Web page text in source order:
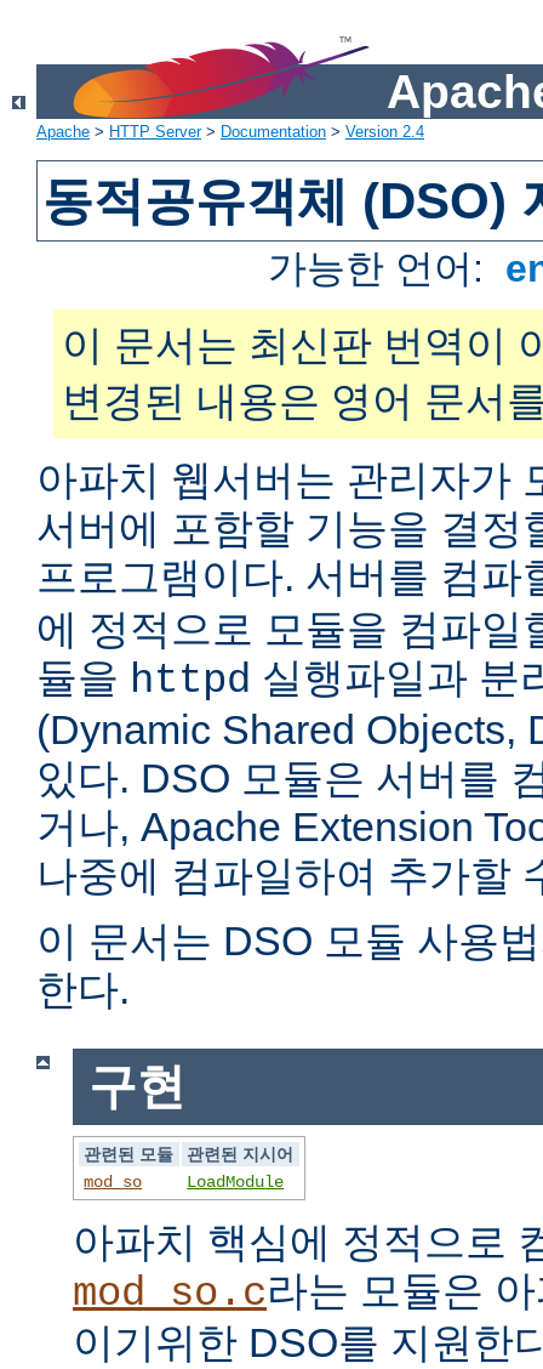
Apache > HTTP Server> Documentation > Version 2.4
동적공유객체 (DSO)
가능한 언어:
이 문서는 최신판 번역이
변경된 내용은 영어 문서
아파치 웹서버는 관리자가
서버에 포함할 기능을 결정
프로그램이다. 서버를 컴파
에 정적으로 모듈을 컴파일
듈을 httpd 실행파일과 분
(Dynamic Shared Objects,
있다. DSO 모듈은 서버를
거나, Apache Extension
나중에 컴파일하여 추가할
이 문서는 DSO 모듈 사용
한다.
구현
관련된 모듈
관련된 지시어
mod_so
LoadModule
아파치 핵심에 정적으로
mod_so.c라는 모듈은
이기위한 DSO를 지원한